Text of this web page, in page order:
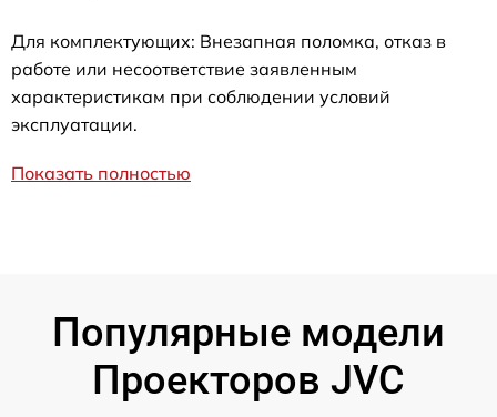
Для комплектующих: Внезапная поломка, отказ в
работе или несоответствие заявленным
характеристикам при соблюдении условий
эксплуатации.
Показать полностью
Популярные модели
Проекторов JVC